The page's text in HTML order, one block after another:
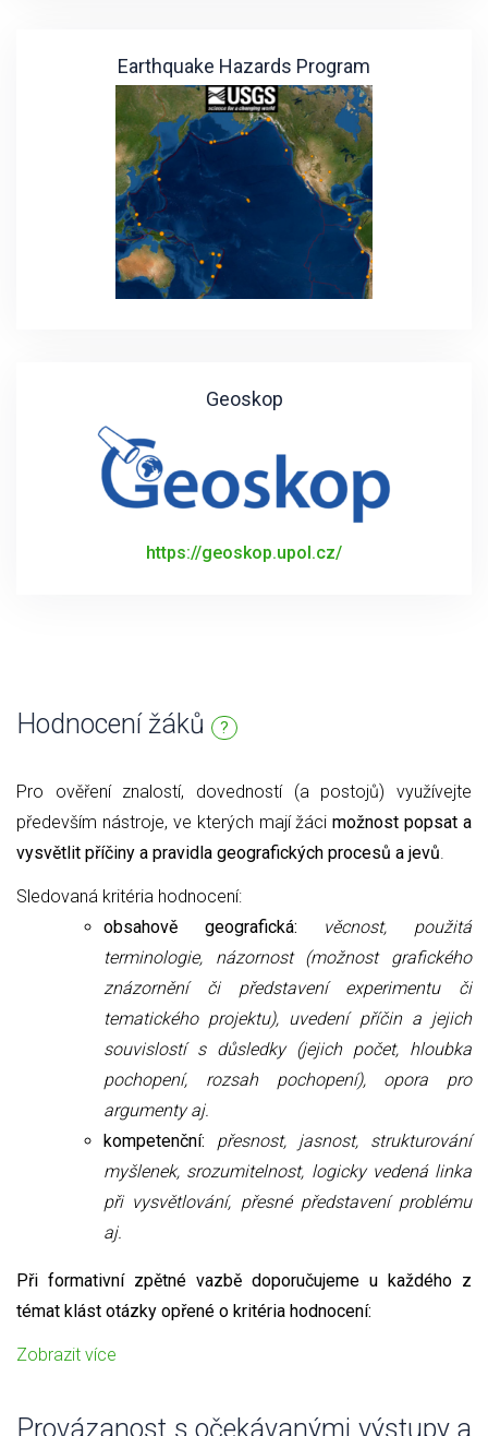
Earthquake Hazards Program
Geoskop
https://geoskop.upol.cz/
Hodnocení žáků ?
Pro ověření znalostí, dovedností (a postojů) využívejte
především nástroje, ve kterých mají žácimožnost popsat a
vysvětlit příčiny a pravidla geografických procesů a jevů
Sledovaná kritéria hodnocení:
obsahově geografická: věcnost, použitá
terminologie, názornost (možnost grafického
znázornění či představení experimentu či
tematického projektu), uvedení příčin a jejich
souvislostí s důsledky (jejich počet, hloubka
pochopení, rozsah pochopení), opora pro
argumenty aj.
kompetenční:
přesnost, jasnost, strukturování
myšlenek, srozumitelnost, logicky vedená linka
při vysvětlování, přesné představení problému
aj.
Při formativní zpětné vazbě doporučujeme u každého z
témat klást otázky opřené o kritéria hodnocení:
Zobrazit více
Provázanost s očekávanými výstupy a